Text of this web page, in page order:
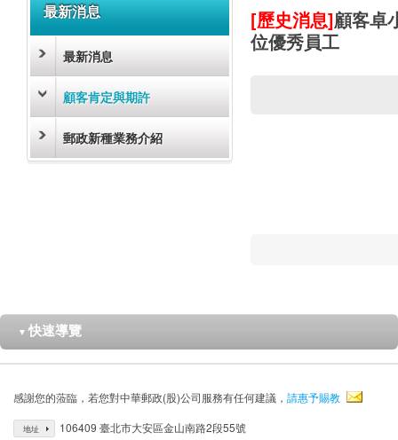
最新消息
最新消息
顧客肯定與期許
郵政新種業務介紹
[歷史消息]顧客卓
位優秀員工
▼ 快速導覽
感謝您的蒞臨，若您對中華郵政(股)公司服務有任何建議， 請惠予賜教
地址 106409 臺北市大安區金山南路2段55號